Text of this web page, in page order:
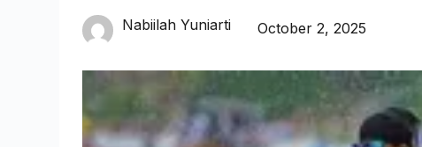
Nabiilah Yuniarti October 2, 2025